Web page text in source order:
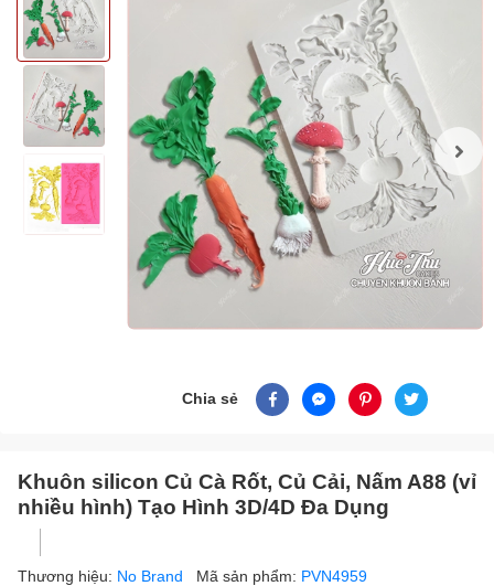
Chia sẻ
Khuôn silicon Củ Cà Rốt, Củ Cải, Nấm A88 (vỉ
nhiều hình) Tạo Hình 3D/4D Đa Dụng
Thương hiệu: No Brand Mã sản phẩm: PVN4959